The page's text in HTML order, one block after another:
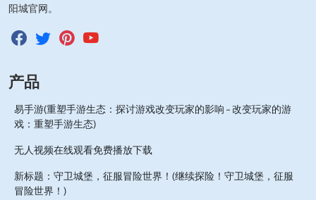
阳城官网。
产品
易手游(重塑手游生态：探讨游戏改变玩家的影响 - 改变玩家的游
戏：重塑手游生态)
无人视频在线观看免费播放下载
新标题：守卫城堡，征服冒险世界！(继续探险！守卫城堡，征服
冒险世界！)